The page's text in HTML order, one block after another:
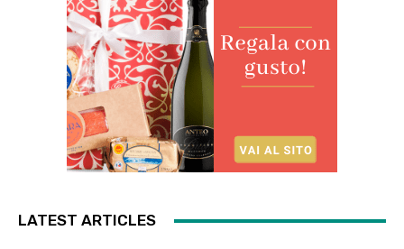
LATEST ARTICLES